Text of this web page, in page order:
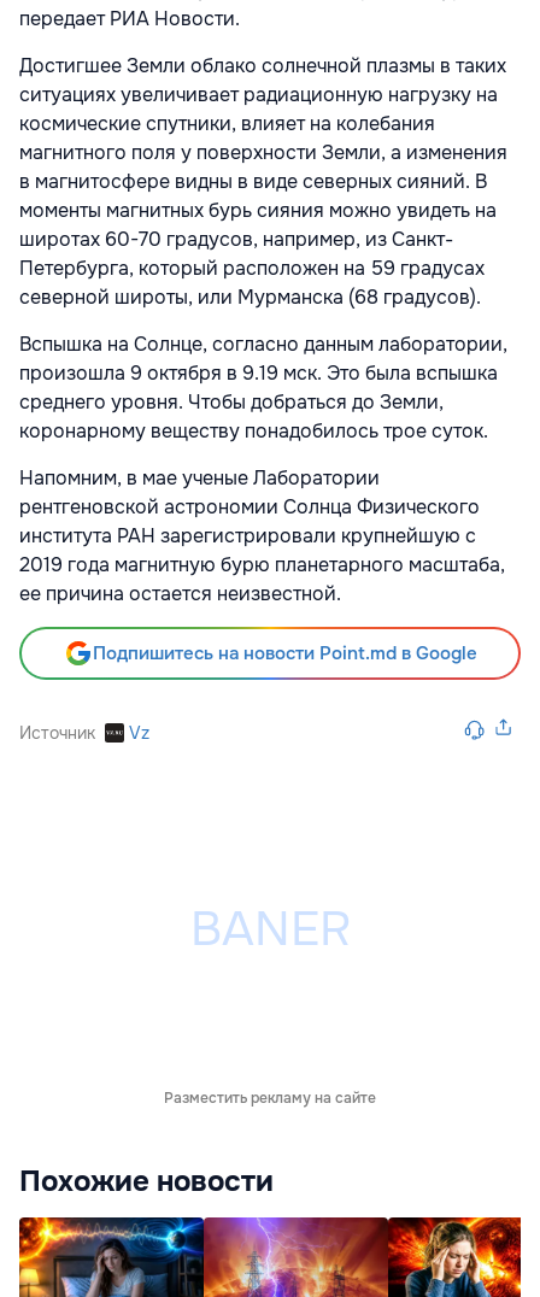
передает РИА Новости.
Достигшее Земли облако солнечной плазмы в таких
ситуациях увеличивает радиационную нагрузку на
космические спутники, влияет на колебания
магнитного поля у поверхности Земли, а изменения
в магнитосфере видны в виде северных сияний. В
моменты магнитных бурь сияния можно увидеть на
широтах 60-70 градусов, например, из Санкт-
Петербурга, который расположен на 59 градусах
северной широты, или Мурманска (68 градусов).
Вспышка на Солнце, согласно данным лаборатории,
произошла 9 октября в 9.19 мск. Это была вспышка
среднего уровня. Чтобы добраться до Земли,
коронарному веществу понадобилось трое суток.
Напомним, в мае ученые Лаборатории
рентгеновской астрономии Солнца Физического
института РАН зарегистрировали крупнейшую с
2019 года магнитную бурю планетарного масштаба,
ее причина остается неизвестной.
Подпишитесь на новости Point.md в Google
Источник Vz
Разместить рекламу на сайте
Похожие новости